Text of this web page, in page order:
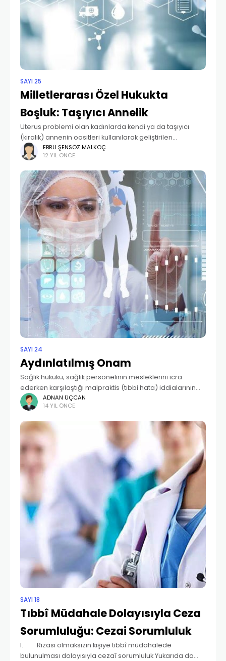
SAYI 25
Milletlerarası Özel Hukukta
Boşluk: Taşıyıcı Annelik
Uterus problemi olan kadınlarda kendi ya da taşıyıcı
(kiralık) annenin oositleri kullanılarak geliştirilen
embriyoları taşıyan ve onunla bir gebelik geçirip
doğumunu gerçekleştirdikten sonra çocuğu isteyen çifte
veren anne modelleri de
EBRU ŞENSÖZ MALKOÇ
12 YIL ÖNCE
SAYI 24
Aydınlatılmış Onam
Sağlık hukuku; sağlık personelinin mesleklerini icra
ederken karşılaştığı malpraktis (tıbbi hata) iddialarının
yanı sıra idari problemler (atama, nöbet vb), hasta ile
ilişkilerden kaynaklanan uyuşmazlıklar (hakaret, fiili saldırı
vb. ), hizmet
ADNAN ÜÇCAN
14 YIL ÖNCE
SAYI 18
Tıbbî Müdahale Dolayısıyla Ceza
Sorumluluğu: Cezai Sorumluluk
I. Rızası olmaksızın kişiye tıbbî müdahalede
bulunulması dolayısıyla cezaî sorumluluk Yukarıda da